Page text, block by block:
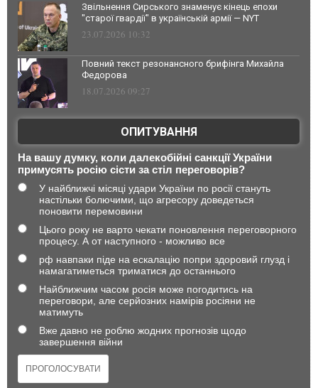
Звільнення Сирського знаменує кінець епохи
"старої гвардії" в українській армії — NYT
23.07.2026 10:32
Повний текст резонансного брифінга Михайла
Федорова
18.07.2026 09:27
ОПИТУВАННЯ
На вашу думку, коли далекобійні санкції України
примусять росію сісти за стіл переговорів?
У найближчі місяці удари України по росії стануть
настільки болючими, що агресору доведеться
поновити перемовини
Цього року не варто чекати поновлення переговорного
процесу. А от наступного - можливо все
рф навпаки піде на ескалацію попри здоровий глузд і
намагатиметься триматися до останнього
Найближчим часом росія може погодитись на
переговори, але серйозних намірів росіяни не
матимуть
Вже давно не роблю жодних прогнозів щодо
завершення війни